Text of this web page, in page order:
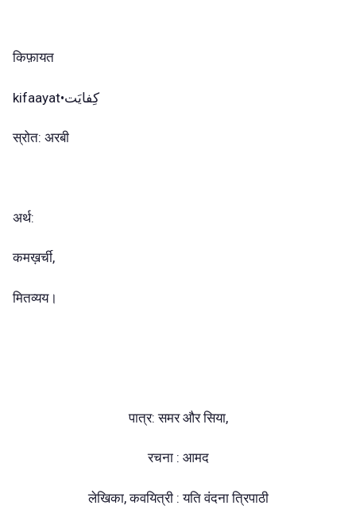
किफ़ायत
kifaayat•کِفایَت
स्रोत: अरबी
अर्थ:
कमख़र्ची,
मितव्यय।
पात्र: समर और सिया,
रचना : आमद
लेखिका, कवयित्री : यति वंदना त्रिपाठी